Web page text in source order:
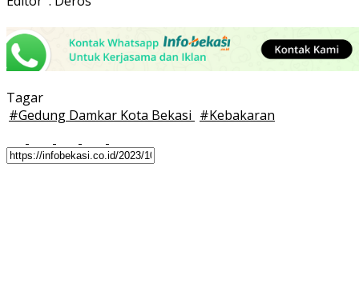
Tagar
#Gedung Damkar Kota Bekasi #Kebakaran